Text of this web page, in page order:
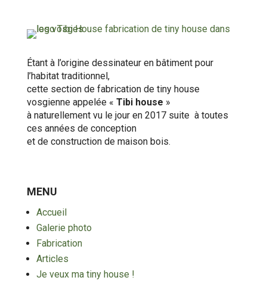
Étant à l’origine dessinateur en bâtiment pour
l’habitat traditionnel,
cette section de fabrication de tiny house
vosgienne appelée « Tibi house »
à naturellement vu le jour en 2017 suite à toutes
ces années de conception
et de construction de maison bois.
MENU
Accueil
Galerie photo
Fabrication
Articles
Je veux ma tiny house !